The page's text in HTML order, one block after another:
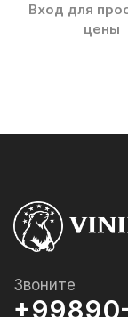
Вход для
цены
Звоните